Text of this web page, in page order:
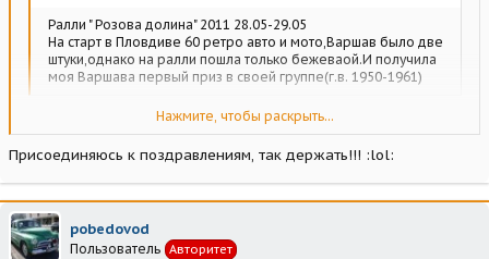
Ралли " Розова долина" 2011 28.05-29.05
На старт в Пловдиве 60 ретро авто и мото,Варшав было две
штуки,однако на ралли пошла только бежеваой.И получила
моя Варшава первый приз в своей группе(г.в. 1950-1961)
Поздравляю с первым местом!!!
Красивый праздник, спасибо за показаные фото получил
удовольствие смотря на них
Нажмите, чтобы раскрыть...
Присоединяюсь к поздравлениям, так держать!!! :lol:
pobedovod
Пользователь Авторитет